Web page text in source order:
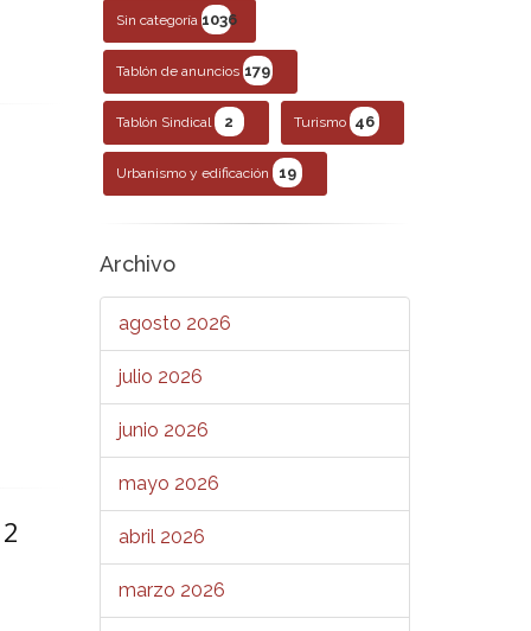
Sin categoría 1036
Tablón de anuncios 179
Tablón Sindical 2 Turismo 46
Urbanismo y edificación 19
Archivo
agosto 2026
julio 2026
junio 2026
mayo 2026
abril 2026
marzo 2026